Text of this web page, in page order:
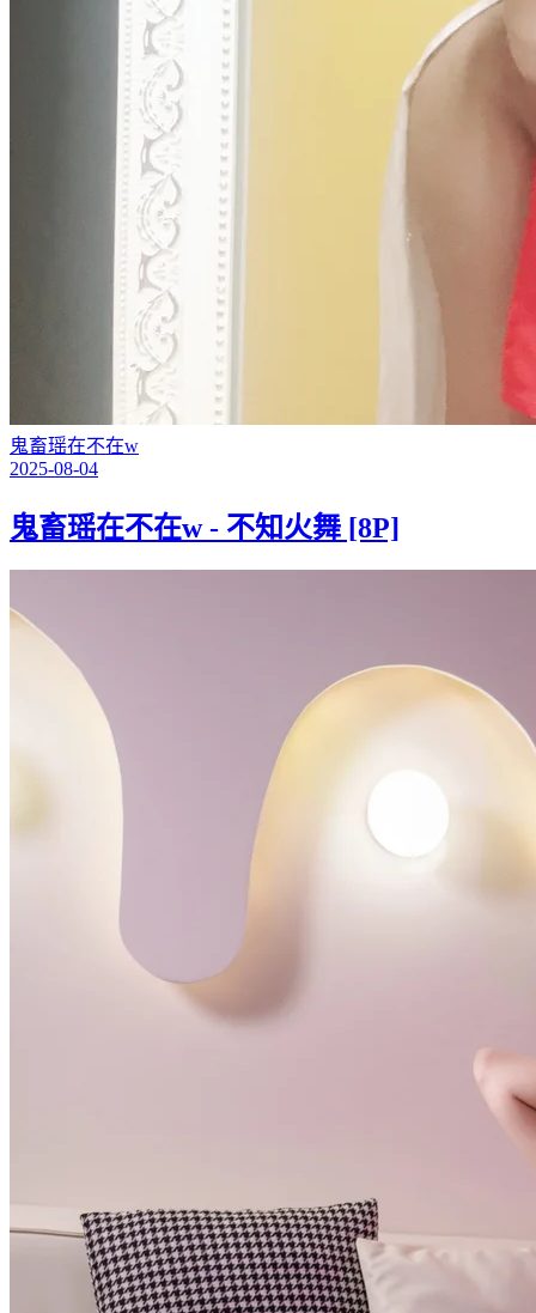
鬼畜瑶在不在w
2025-08-04
鬼畜瑶在不在w - 不知火舞 [8P]